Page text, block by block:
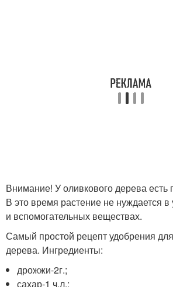
Внимание! У оливкового дерева есть
В это время растение не нуждается в
и вспомогательных веществах.
Самый простой рецепт удобрения
дерева. Ингредиенты:
дрожжи-2г.;
сахар-1 ч.л.;